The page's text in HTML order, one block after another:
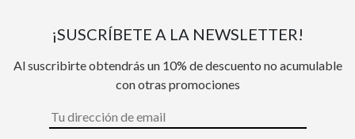
¡SUSCRÍBETE A LA NEWSLETTER!
Al suscribirte obtendrás un 10% de descuento no acumulable
con otras promociones